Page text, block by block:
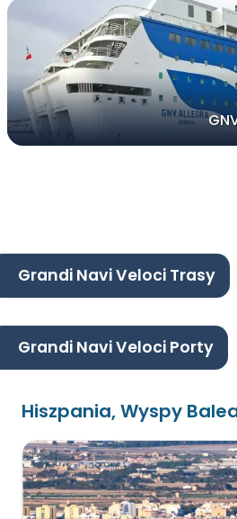
Grandi Navi Veloci Trasy
Grandi Navi Veloci Porty
Hiszpania, Wyspy